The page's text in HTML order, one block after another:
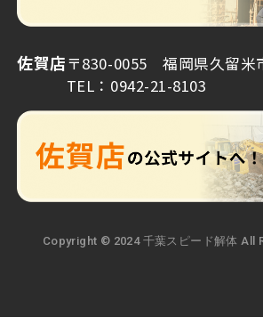
佐賀店〒830-0055 福岡県久留米
TEL：0942-21-8103
Copyright © 2024 千葉スピード解体 All